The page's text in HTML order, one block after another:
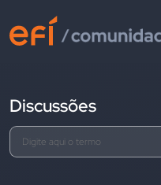
Discussões